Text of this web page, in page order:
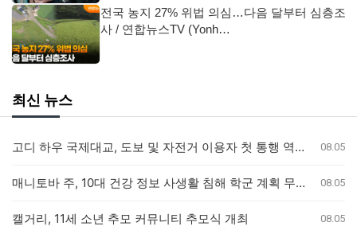
전국 농지 27% 위법 의심…다음 달부터 심층조
사 / 연합뉴스TV (Yonh…
최신 뉴스
고디 하우 국제대교, 도보 및 자전거 이용자 첫 통행 역사 새기다 08.05
매니토바 주, 10대 건강 정보 사생활 침해 학군 계획 무효화 08.05
캘거리, 11세 소년 추모 커뮤니티 추모식 개최 08.05